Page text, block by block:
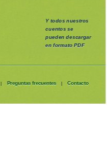
Y todos nuestros
cuentos se
puedendescargar
en formato PDF
| Preguntas frecuentes | Contacto